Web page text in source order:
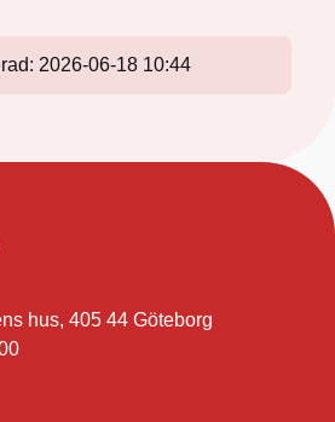
2026-06-18 10:44
hus, 405 44 Göteborg